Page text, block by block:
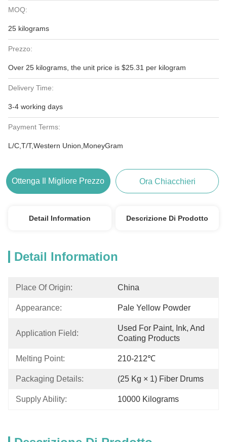
MOQ:
25 kilograms
Prezzo:
Over 25 kilograms, the unit price is $25.31 per kilogram
Delivery Time:
3-4 working days
Payment Terms:
L/C,T/T,Western Union,MoneyGram
Ottenga Il Migliore Prezzo Ora Chiacchieri
Detail Information Descrizione Di Prodotto
Detail Information
Place Of Origin: China
Appearance: Pale Yellow Powder
Application Field:
Used For Paint, Ink, And
Coating Products
Melting Point: 210-212℃
Packaging Details: (25 Kg × 1) Fiber Drums
Supply Ability: 10000 Kilograms